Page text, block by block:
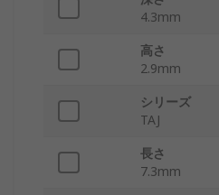
4.3mm
高さ
2.9mm
シリーズ
TAJ
長さ
7.3mm